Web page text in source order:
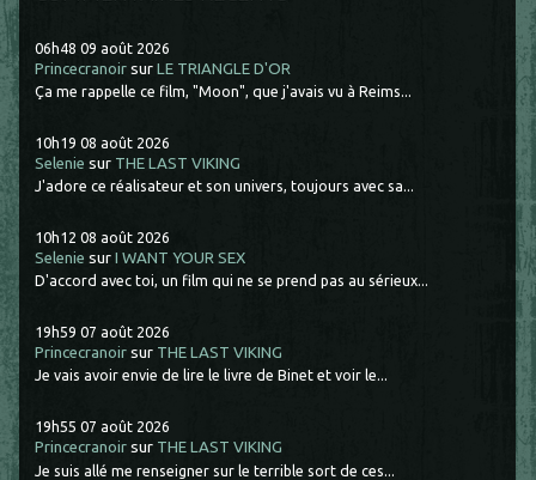
06h48 09 août 2026
Princecranoir surLE TRIANGLE D'OR
Ça me rappelle ce film, "Moon", que j'avais vu à Reims...
10h19 08 août 2026
Selenie sur THE LAST VIKING
J'adore ce réalisateur et son univers, toujours avec sa...
10h12 08 août 2026
Selenie surI WANT YOUR SEX
D'accord avec toi, un film qui ne se prend pas au sérieux...
19h59 07 août 2026
Princecranoir sur THE LAST VIKING
Je vais avoir envie de lire le livre de Binet et voir le...
19h55 07 août 2026
Princecranoir sur THE LAST VIKING
Je suis allé me renseigner sur le terrible sort de ces...